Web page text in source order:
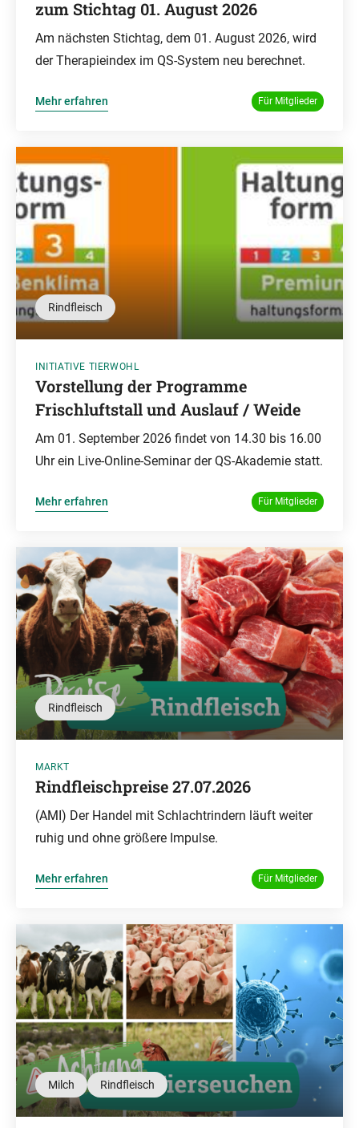
zum Stichtag 01. August 2026
Am nächsten Stichtag, dem 01. August 2026, wird
der Therapieindex im QS-System neu berechnet.
Mehr erfahren Für Mitglieder
Rindfleisch
INITIATIVE TIERWOHL
Vorstellung der Programme
Frischluftstall und Auslauf / Weide
Am 01. September 2026 findet von 14.30 bis 16.00
Uhr ein Live-Online-Seminar der QS-Akademie statt.
Mehr erfahren Für Mitglieder
Rindfleisch
MARKT
Rindfleischpreise 27.07.2026
(AMI) Der Handel mit Schlachtrindern läuft weiter
ruhig und ohne größere Impulse.
Mehr erfahren Für Mitglieder
Milch Rindfleisch